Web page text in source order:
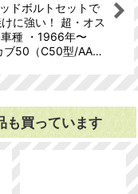
ドボルトセットで
に強い！ 超・オス
種 ・1966年〜
ブ50（C50型/AA…
も買っています